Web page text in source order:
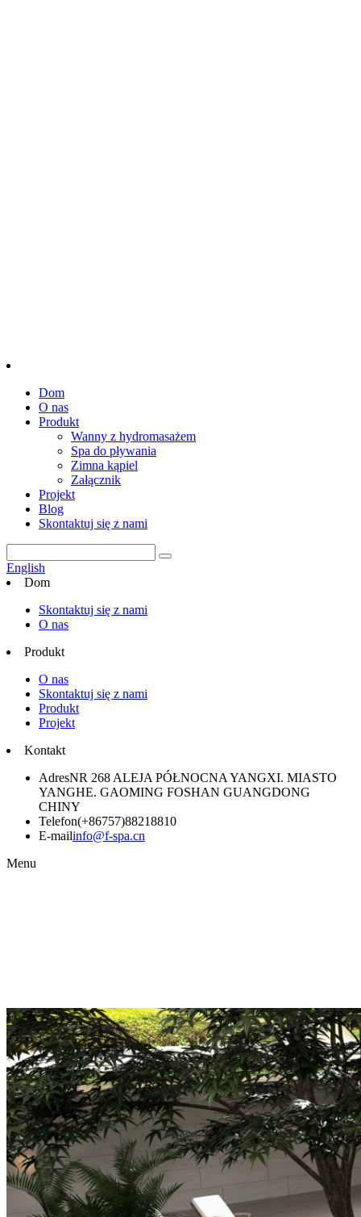
Dom
O nas
Produkt
Wanny z hydromasażem
Spa do pływania
Zimna kąpiel
Załącznik
Projekt
Blog
Skontaktuj się z nami
English
Dom
Skontaktuj się z nami
O nas
Produkt
O nas
Skontaktuj się z nami
Produkt
Projekt
Kontakt
AdresNR 268 ALEJA PÓŁNOCNA YANGXI. MIASTO
YANGHE. GAOMING FOSHAN GUANGDONG
CHINY
Telefon(+86757)88218810
E-mailinfo@f-spa.cn
Menu